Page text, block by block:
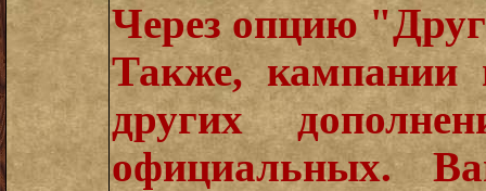
Через опцию
Также,
других
официальных.